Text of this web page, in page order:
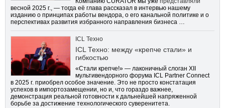
весной 2025 г., — тогда её глава рассказал в интервью нашему
изданию о принципах работы вендора, о его канальной политике и о
перспективах развития избранного направления бизнеса …
ICL Техно
ICL Техно: между «крепче стали» и
гибкостью
«Стали крепче!» — лаконичный слоган XII
мультивендорного форума ICL Partner Connect
в 2025 г. приобрел особое значение. Это не просто констатация
успехов в импортозамещении, но и, что гораздо важнее,
демонстрация реальной готовности к дальнейшей напряженной
борьбе за достижение технологического суверенитета.